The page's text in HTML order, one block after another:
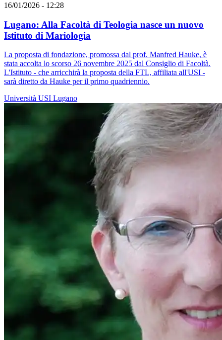
16/01/2026 - 12:28
Lugano: Alla Facoltà di Teologia nasce un nuovo
Istituto di Mariologia
La proposta di fondazione, promossa dal prof. Manfred Hauke, è
stata accolta lo scorso 26 novembre 2025 dal Consiglio di Facoltà.
L'Istituto - che arricchirà la proposta della FTL, affiliata all'USI -
sarà diretto da Hauke per il primo quadriennio.
Università USI Lugano